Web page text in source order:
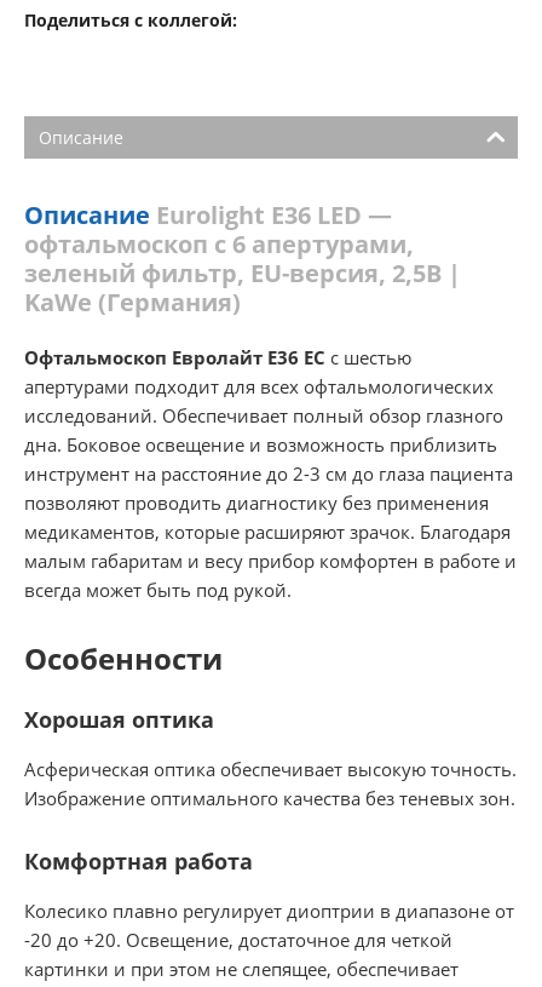
Поделиться с коллегой:
Описание
Описание Eurolight E36 LED —
офтальмоскоп с 6 апертурами,
зеленый фильтр, EU-версия, 2,5В |
KaWe (Германия)
Офтальмоскоп Евролайт Е36 ЕС с шестью
апертурами подходит для всех офтальмологических
исследований. Обеспечивает полный обзор глазного
дна. Боковое освещение и возможность приблизить
инструмент на расстояние до 2-3 см до глаза пациента
позволяют проводить диагностику без применения
медикаментов, которые расширяют зрачок. Благодаря
малым габаритам и весу прибор комфортен в работе и
всегда может быть под рукой.
Особенности
Хорошая оптика
Асферическая оптика обеспечивает высокую точность.
Изображение оптимального качества без теневых зон.
Комфортная работа
Колесико плавно регулирует диоптрии в диапазоне от
-20 до +20. Освещение, достаточное для четкой
картинки и при этом не слепящее, обеспечивает